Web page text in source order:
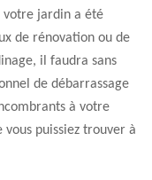
votre jardin a été
de rénovation ou de
il faudra sans
de débarrassage
à votre
puissiez trouver à